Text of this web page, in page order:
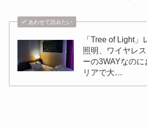
あわせて読みたい
「Tree of Light
照明、ワイヤレ
ーの3WAYなの
リアで大…